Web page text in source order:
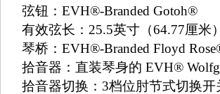
弦钮：EVH®-Branded Gotoh®
有效弦长：25.5英寸（64.77厘米）
琴桥：EVH®-Branded Floyd
拾音器：直装琴身的 EVH®
拾音器切换：3档位肘节式切换